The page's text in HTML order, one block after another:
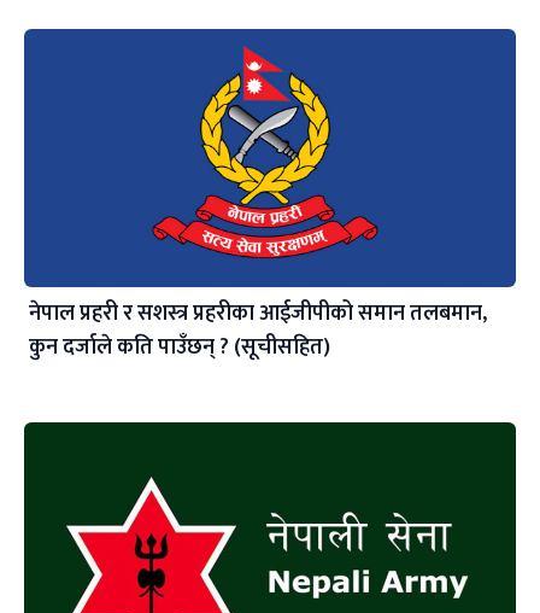
नेपाल प्रहरी र सशस्त्र प्रहरीका आईजीपीको समान तलबमान,
कुन दर्जाले कति पाउँछन् ? (सूचीसहित)